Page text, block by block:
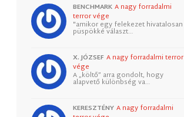
BENCHMARK A nagy forradalmi
terror vége
"amikor egy felekezet hivatalosan
püspökké választ…
X. JÓZSEF A nagy forradalmi terror
vége
A „költő” arra gondolt, hogy
alapvető különbség va…
KERESZTÉNY A nagy forradalmi